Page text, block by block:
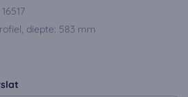
16517
diepte: 583 mm